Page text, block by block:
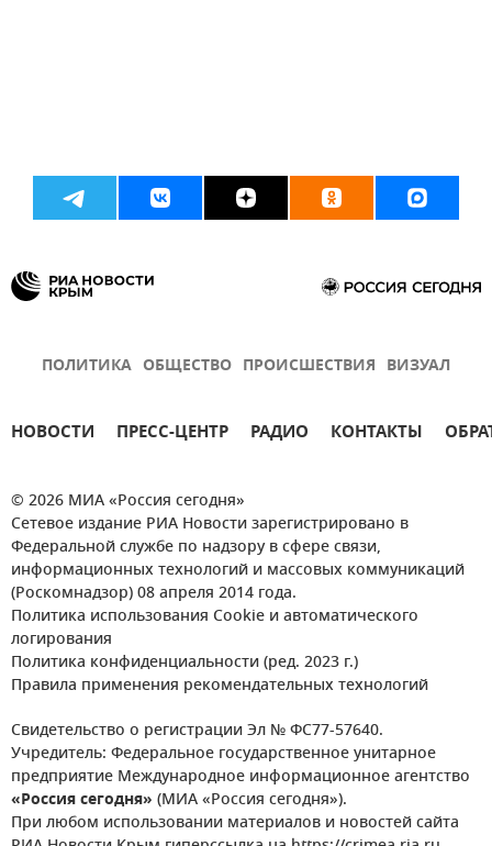
ПОЛИТИКА ОБЩЕСТВО ПРОИСШЕСТВИЯ ВИЗУАЛ
НОВОСТИ ПРЕСС-ЦЕНТР РАДИО КОНТАКТЫ
© 2026 МИА «Россия сегодня»
Сетевое издание РИА Новости зарегистрировано в
Федеральной службе по надзору в сфере связи,
информационных технологий и массовых коммуникаций
(Роскомнадзор) 08 апреля 2014 года.
Политика использования Cookie и автоматического
логирования
Политика конфиденциальности (ред. 2023 г.)
Правила применения рекомендательных технологий
Свидетельство о регистрации Эл № ФС77-57640.
Учредитель: Федеральное государственное унитарное
предприятие Международное информационное агентство
«Россия сегодня» (МИА «Россия сегодня»).
При любом использовании материалов и новостей сайта